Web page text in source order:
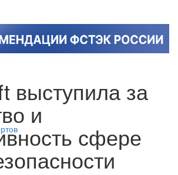
выступила за
и
сфере